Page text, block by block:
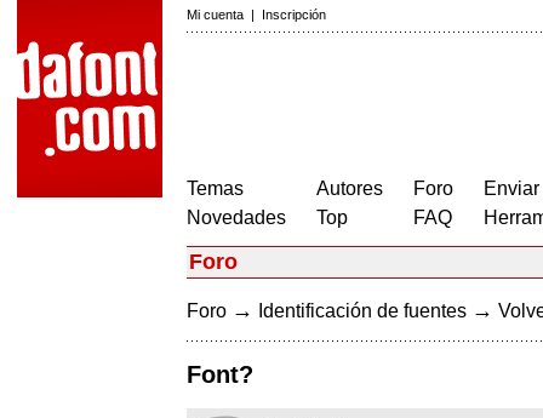
Mi cuenta | Inscripción
Temas
Novedades
Autores
Top
Foro
FAQ
Foro
Foro → Identificación de fuentes →
Font?